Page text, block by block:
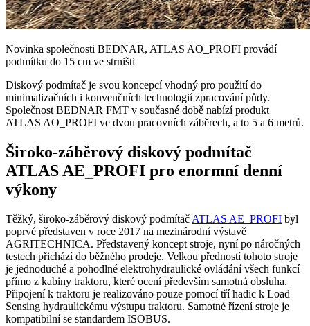
Novinka společnosti BEDNAR, ATLAS AO_PROFI provádí
podmítku do 15 cm ve strništi
Diskový podmítač je svou koncepcí vhodný pro použití do
minimalizačních i konvenčních technologií zpracování půdy.
Společnost BEDNAR FMT v současné době nabízí produkt
ATLAS AO_PROFI ve dvou pracovních záběrech, a to 5 a 6 metrů.
Široko-záběrový diskový podmítač
ATLAS AE_PROFI pro enormní denní
výkony
Těžký, široko-záběrový diskový podmítač ATLAS AE_PROFI byl
poprvé představen v roce 2017 na mezinárodní výstavě
AGRITECHNICA. Představený koncept stroje, nyní po náročných
testech přichází do běžného prodeje. Velkou předností tohoto stroje
je jednoduché a pohodlné elektrohydraulické ovládání všech funkcí
přímo z kabiny traktoru, které ocení především samotná obsluha.
Připojení k traktoru je realizováno pouze pomocí tří hadic k Load
Sensing hydraulickému výstupu traktoru. Samotné řízení stroje je
kompatibilní se standardem ISOBUS.